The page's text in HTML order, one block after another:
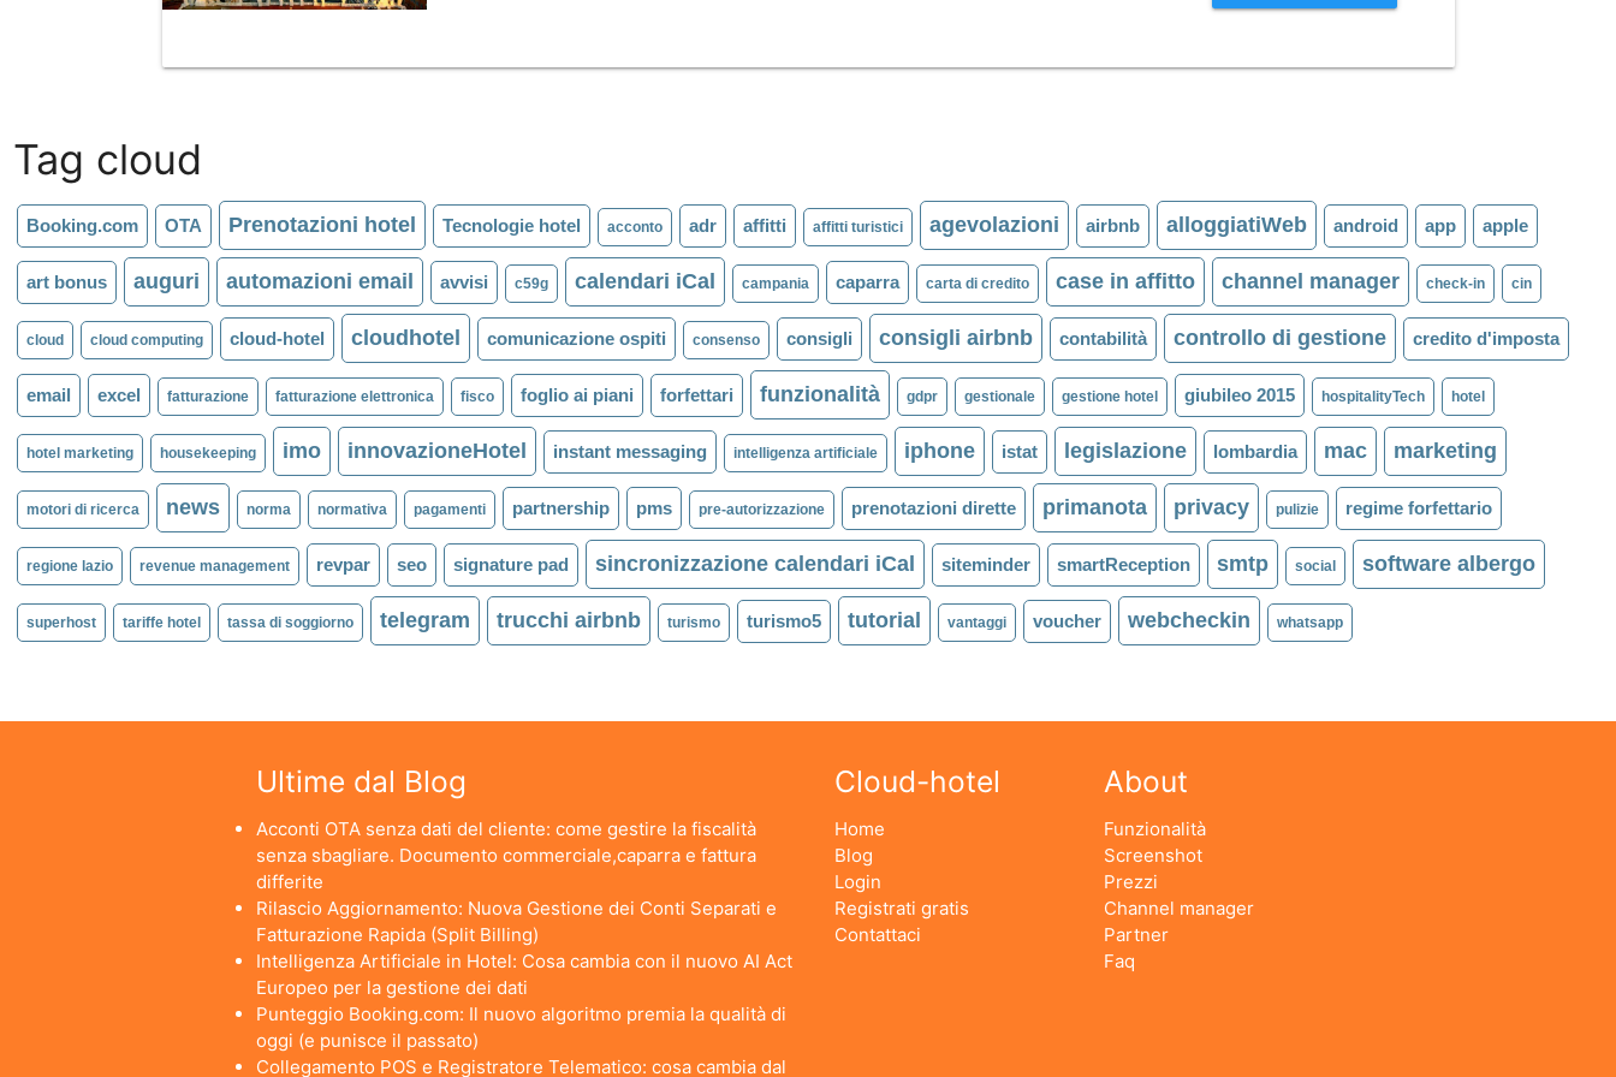
Tag cloud
Booking.com OTA Prenotazioni hotel Tecnologie hotel acconto adr affitti affitti turistici agevolazioni airbnb alloggiatiWeb android app apple
art bonus auguri automazioni email avvisi c59g calendari iCal campania caparra carta di credito case in affitto channel manager check-in cin
cloud cloud computing cloud-hotel cloudhotel comunicazione ospiti consenso consigli consigli airbnb contabilità controllo di gestione credito d'imposta
email excel fatturazione fatturazione elettronica fisco foglio ai piani forfettari funzionalità gdpr gestionale gestione hotel giubileo 2015 hospitalityTech hotel
hotel marketing housekeeping imo innovazioneHotel instant messaging intelligenza artificiale iphone istat legislazione lombardia mac marketing
motori di ricerca news norma normativa pagamenti partnership pms pre-autorizzazione prenotazioni dirette primanota privacy pulizie regime forfettario
regione lazio revenue management revpar seo signature pad sincronizzazione calendari iCal siteminder smartReception smtp social software albergo
superhost tariffe hotel tassa di soggiorno telegram trucchi airbnb turismo turismo5 tutorial vantaggi voucher webcheckin whatsapp
Ultime dal Blog
Acconti OTA senza dati del cliente: come gestire la fiscalità
senza sbagliare. Documento commerciale,caparra e fattura
differite
Rilascio Aggiornamento: Nuova Gestione dei Conti Separati e
Fatturazione Rapida (Split Billing)
Intelligenza Artificiale in Hotel: Cosa cambia con il nuovo AI Act
Europeo per la gestione dei dati
Punteggio Booking.com: Il nuovo algoritmo premia la qualità di
oggi (e punisce il passato)
Collegamento POS e Registratore Telematico: cosa cambia dal
Cloud-hotel
Home
Blog
Login
Registrati gratis
Contattaci
About
Funzionalità
Screenshot
Prezzi
Channel manager
Partner
Faq